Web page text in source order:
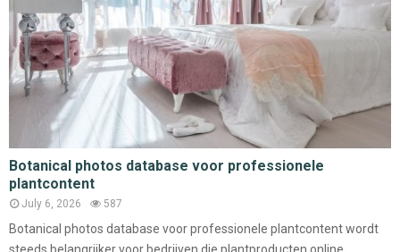
Botanical photos database voor professionele
plantcontent
July 6, 2026 587
Botanical photos database voor professionele plantcontent wordt